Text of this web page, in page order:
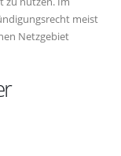
meist
Netzgebiet